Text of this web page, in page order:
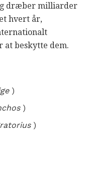
dræber milliarder
hvert år,
at beskytte dem.
)
)
)